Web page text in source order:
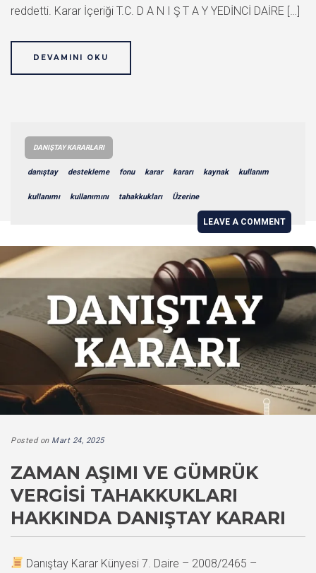
reddetti. Karar İçeriği T.C. D A N I Ş T A Y YEDİNCİ DAİRE […]
DEVAMINI OKU
DANIŞTAY KARARLARI
danıştay destekleme fonu karar kararı kaynak kullanım
kullanımı kullanımını tahakkukları Üzerine
LEAVE A COMMENT
Posted on Mart 24, 2025
ZAMAN AŞIMI VE GÜMRÜK
VERGISI TAHAKKUKLARI
HAKKINDA DANIŞTAY KARARI
Danıştay Karar Künyesi 7. Daire – 2008/2465 –